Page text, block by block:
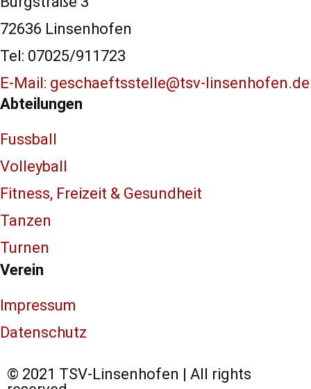
72636 Linsenhofen
Tel: 07025/911723
E-Mail: geschaeftsstelle@tsv-linsenhofen.de
Abteilungen
Fussball
Volleyball
Fitness, Freizeit & Gesundheit
Tanzen
Turnen
Verein
Impressum
Datenschutz
© 2021 TSV-Linsenhofen | All rights